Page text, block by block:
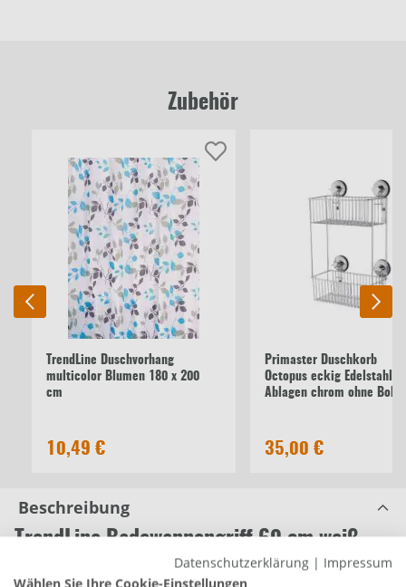
Zubehör
TrendLine Duschvorhang
multicolor Blumen 180 x 200
cm
10,49 €
Primaster Duschkorb
Octopus eckig Edelstahl 2
Ablagen chrom ohne
35,00 €
Beschreibung
TrendLine Badewannengriff 60 cm weiß
Datenschutzerklärung | Impressum
Wählen Sie Ihre Cookie-Einstellungen